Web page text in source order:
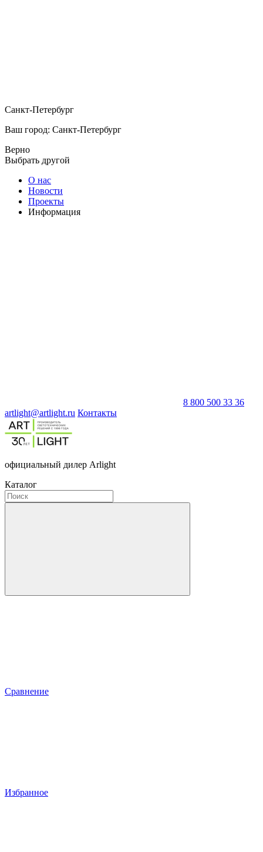
Санкт-Петербург
Ваш город: Санкт-Петербург
Верно
Выбрать другой
О нас
Новости
Проекты
Информация
8 800 500 33 36
artlight@artlight.ru Контакты
официальный дилер Arlight
Каталог
Сравнение
Избранное